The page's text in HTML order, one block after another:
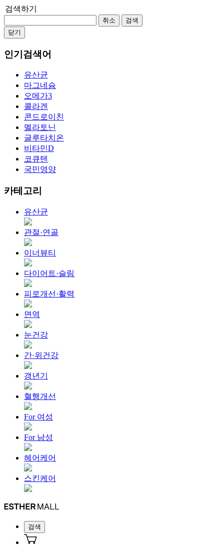
검색하기
취소
검색
닫기
인기검색어
유산균
마그네슘
오메가3
콜라겐
콘드로이친
멜라토닌
글루타치온
비타민D
코큐텐
국민영양
카테고리
유산균
관절·연골
이너뷰티
다이어트·슬림
피로개선·활력
면역
눈건강
간·위건강
갱년기
혈행개선
For 여성
For 남성
헤어케어
스킨케어
검색